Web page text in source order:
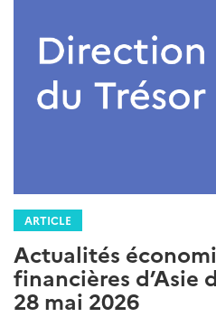
ARTICLE
Actualités
financières d’Asie
28 mai 2026